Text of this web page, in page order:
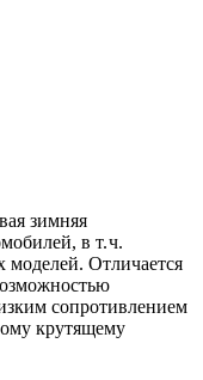
зимняя
в т. ч.
Отличается
сопротивлением
крутящему